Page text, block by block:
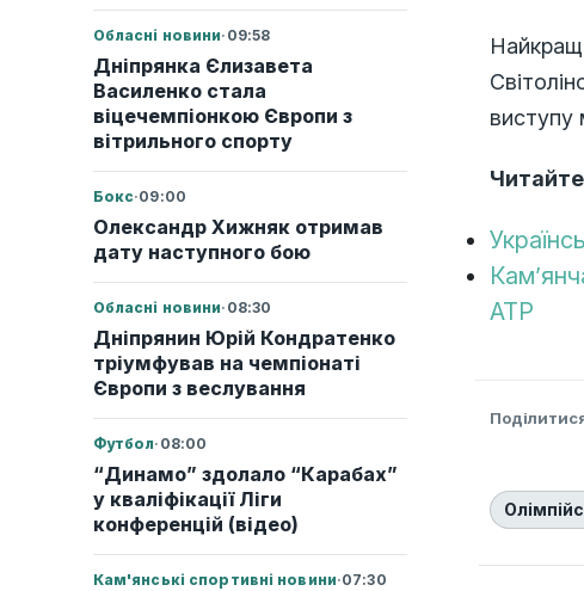
Обласні новини· 09:58
Дніпрянка Єлизавета
Василенко стала
віцечемпіонкою Європи з
вітрильного спорту
Бокс·09:00
Олександр Хижняк отримав
дату наступного бою
Обласні новини· 08:30
Дніпрянин Юрій Кондратенко
тріумфував на чемпіонаті
Європи з веслування
Футбол· 08:00
“Динамо” здолало “Карабах”
у кваліфікації Ліги
конференцій (відео)
Кам'янські спортивні новини·07:30
виступу
ATP